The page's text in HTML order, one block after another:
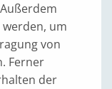
um
von
Ferner
der